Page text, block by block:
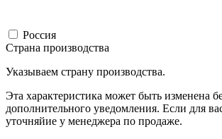
Россия
Страна производства
Указываем страну производства.
Эта характеристика может быть изменена
дополнительного уведомления. Если для
уточняйие у менеджера по продаже.